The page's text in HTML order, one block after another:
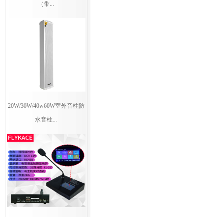
（带...
20W/30W/40w60W室外音柱防
水音柱...